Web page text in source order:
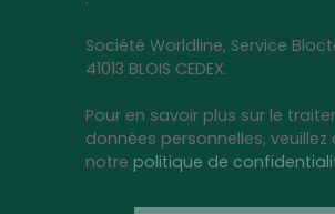
Société Worldline, Service
41013 BLOIS CEDEX.
Pour en savoir plus sur le
données personnelles,
notre politique de